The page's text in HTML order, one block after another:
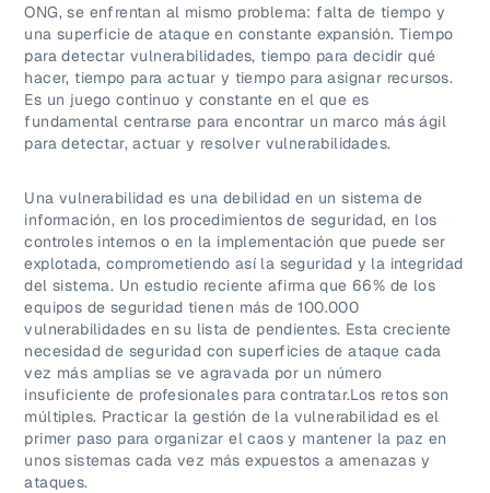
ONG, se enfrentan al mismo problema: falta de tiempo y
una superficie de ataque en constante expansión. Tiempo
para detectar vulnerabilidades, tiempo para decidir qué
hacer, tiempo para actuar y tiempo para asignar recursos.
Es un juego continuo y constante en el que es
fundamental centrarse para encontrar un marco más ágil
para detectar, actuar y resolver vulnerabilidades.
Una vulnerabilidad es una debilidad en un sistema de
información, en los procedimientos de seguridad, en los
controles internos o en la implementación que puede ser
explotada, comprometiendo así la seguridad y la integridad
del sistema. Un estudio reciente afirma que 66% de los
equipos de seguridad tienen más de 100.000
vulnerabilidades en su lista de pendientes. Esta creciente
necesidad de seguridad con superficies de ataque cada
vez más amplias se ve agravada por un número
insuficiente de profesionales para contratar.Los retos son
múltiples. Practicar la gestión de la vulnerabilidad es el
primer paso para organizar el caos y mantener la paz en
unos sistemas cada vez más expuestos a amenazas y
ataques.